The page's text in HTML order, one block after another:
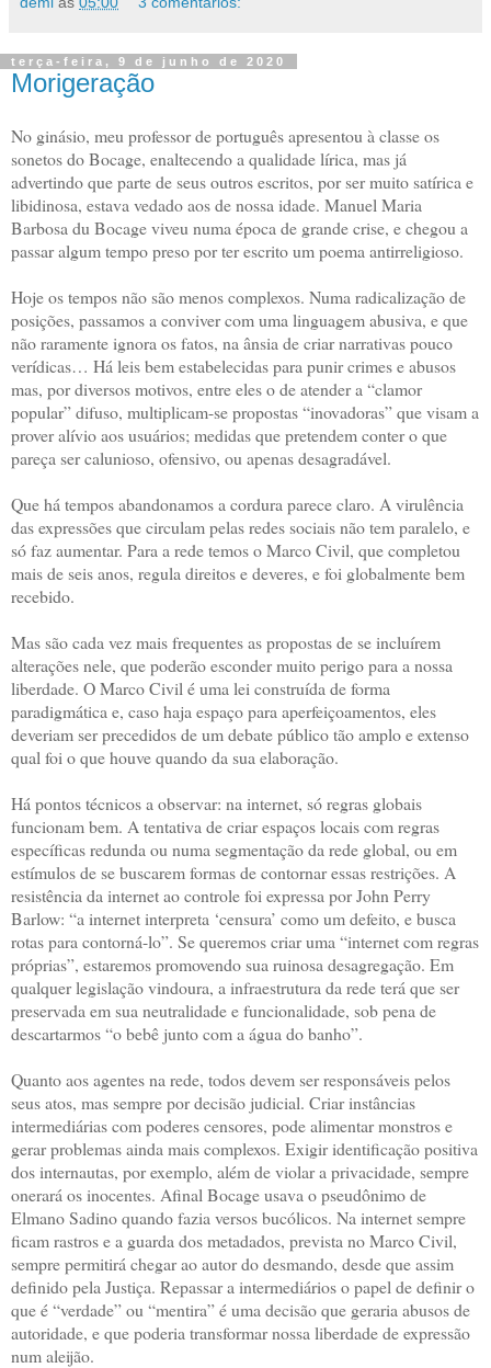
terça-feira, 9 de junho de 2020
Morigeração
No ginásio, meu professor de português apresentou à classe os
sonetos do Bocage, enaltecendo a qualidade lírica, mas já
advertindo que parte de seus outros escritos, por ser muito satírica e
libidinosa, estava vedado aos de nossa idade. Manuel Maria
Barbosa du Bocage viveu numa época de grande crise, e chegou a
passar algum tempo preso por ter escrito um poema antirreligioso.
Hoje os tempos não são menos complexos. Numa radicalização de
posições, passamos a conviver com uma linguagem abusiva, e que
não raramente ignora os fatos, na ânsia de criar narrativas pouco
verídicas… Há leis bem estabelecidas para punir crimes e abusos
mas, por diversos motivos, entre eles o de atender a “clamor
popular” difuso, multiplicam-se propostas “inovadoras” que visam a
prover alívio aos usuários; medidas que pretendem conter o que
pareça ser calunioso, ofensivo, ou apenas desagradável.
Que há tempos abandonamos a cordura parece claro. A virulência
das expressões que circulam pelas redes sociais não tem paralelo, e
só faz aumentar. Para a rede temos o Marco Civil, que completou
mais de seis anos, regula direitos e deveres, e foi globalmente bem
recebido.
Mas são cada vez mais frequentes as propostas de se incluírem
alterações nele, que poderão esconder muito perigo para a nossa
liberdade. O Marco Civil é uma lei construída de forma
paradigmática e, caso haja espaço para aperfeiçoamentos, eles
deveriam ser precedidos de um debate público tão amplo e extenso
qual foi o que houve quando da sua elaboração.
Há pontos técnicos a observar: na internet, só regras globais
funcionam bem. A tentativa de criar espaços locais com regras
específicas redunda ou numa segmentação da rede global, ou em
estímulos de se buscarem formas de contornar essas restrições. A
resistência da internet ao controle foi expressa por John Perry
Barlow: “a internet interpreta ‘censura’ como um defeito, e busca
rotas para contorná-lo”. Se queremos criar uma “internet com regras
próprias”, estaremos promovendo sua ruinosa desagregação. Em
qualquer legislação vindoura, a infraestrutura da rede terá que ser
preservada em sua neutralidade e funcionalidade, sob pena de
descartarmos “o bebê junto com a água do banho”.
Quanto aos agentes na rede, todos devem ser responsáveis pelos
seus atos, mas sempre por decisão judicial. Criar instâncias
intermediárias com poderes censores, pode alimentar monstros e
gerar problemas ainda mais complexos. Exigir identificação positiva
dos internautas, por exemplo, além de violar a privacidade, sempre
onerará os inocentes. Afinal Bocage usava o pseudônimo de
Elmano Sadino quando fazia versos bucólicos. Na internet sempre
ficam rastros e a guarda dos metadados, prevista no Marco Civil,
sempre permitirá chegar ao autor do desmando, desde que assim
definido pela Justiça. Repassar a intermediários o papel de definir o
que é “verdade” ou “mentira” é uma decisão que geraria abusos de
autoridade, e que poderia transformar nossa liberdade de expressão
num aleijão.